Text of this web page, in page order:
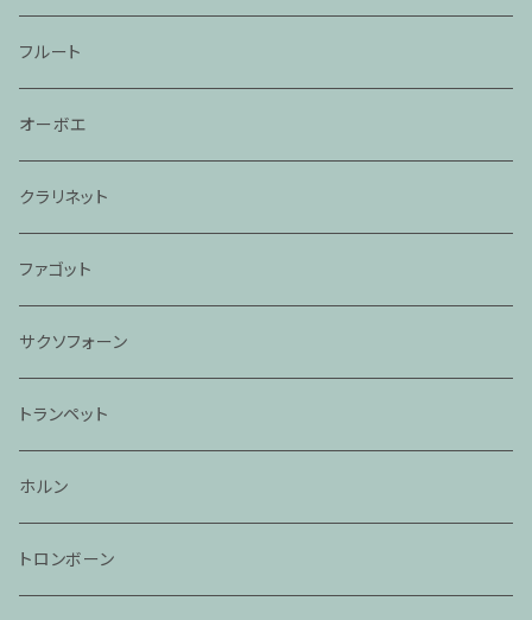
フルート
オーボエ
クラリネット
ファゴット
サクソフォーン
トランペット
ホルン
トロンボーン